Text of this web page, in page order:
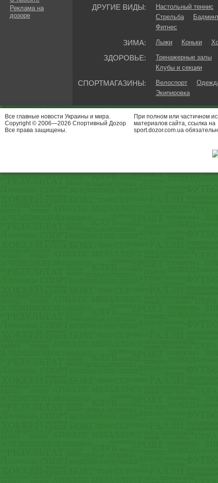
Реклама на
дозоре
ДРУГИЕ ВИДЫ:
Настольный теннис
Стрельба
Фитнес
ЗИМА: Лыжи Коньки
ЗДОРОВЬЕ:
Тренажерные залы
Клубы и секции
СПОРТМАГАЗИНЫ: Велоспорт
Экипировка
Все главные новости Украины и мира.
Copyright © 2006—2026 Спортивный Доzор
Все права защищены.
При полном или частичном
материалов сайта, ссылка на
sport.dozor.com.ua